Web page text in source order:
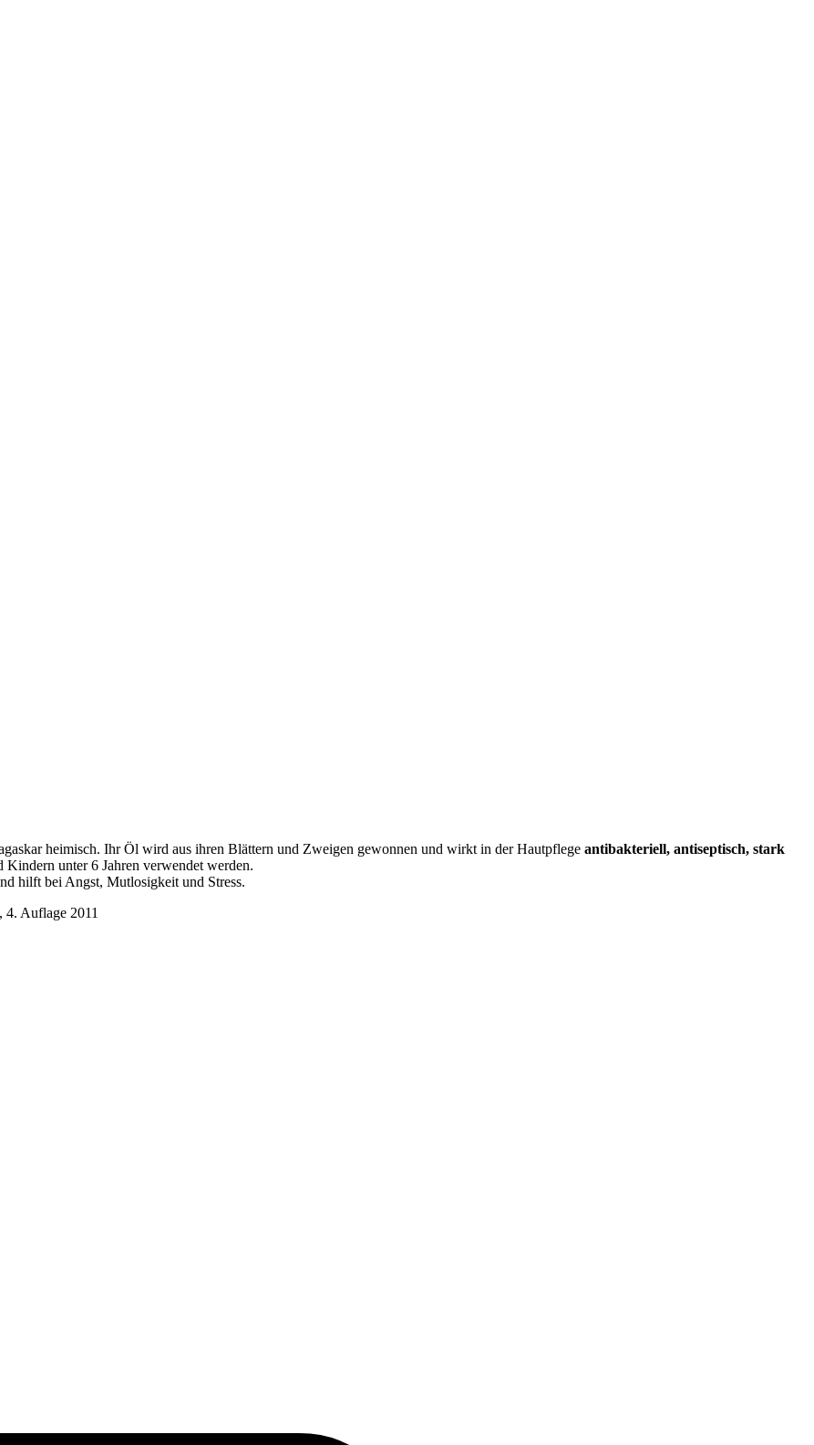
heimisch. Ihr Öl wird aus ihren Blättern und Zweigen gewonnen und wirkt in der Hautpflege antibakteriell, antiseptisch, stark
unter 6 Jahren verwendet werden.
hilft bei Angst, Mutlosigkeit und Stress.
Auflage 2011